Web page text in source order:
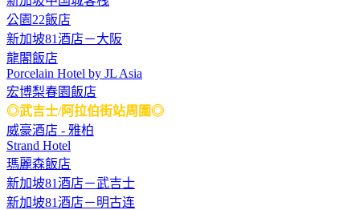
公園22飯店
新加坡81酒店－大阪
龍閣飯店
Porcelain Hotel by JL Asia
宏博梨春園飯店
◎武吉士/阿拉伯街站周圍◎
威豪酒店 - 雅柏
Strand Hotel
瑪麗森飯店
新加坡81酒店－武吉士
新加坡81酒店－明古连